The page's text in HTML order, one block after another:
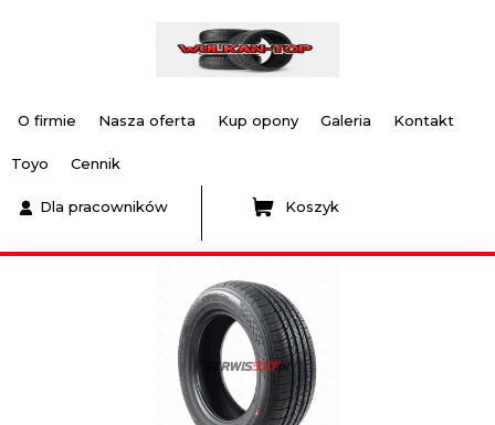
O firmie Nasza oferta Kup opony Galeria Kontakt
Toyo Cennik
Dla pracowników Koszyk